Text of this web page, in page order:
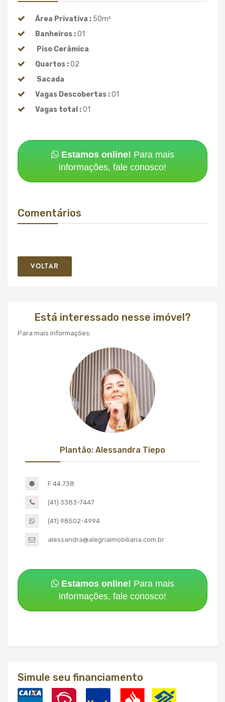
Área Privativa : 50m²
Banheiros :01
Piso Cerâmica
Quartos :02
Sacada
Vagas Descobertas :01
Vagas total :01
Estamos online! Para mais
informações, fale conosco!
Comentários
VOLTAR
Está interessado nesse imóvel?
Para mais informações:
Plantão: Alessandra Tiepo
F 44.738
(41) 3383-7447
(41) 98502-4994
alessandra@alegriaimobiliaria.com.br
Estamos online! Para mais
informações, fale conosco!
Simule seu financiamento